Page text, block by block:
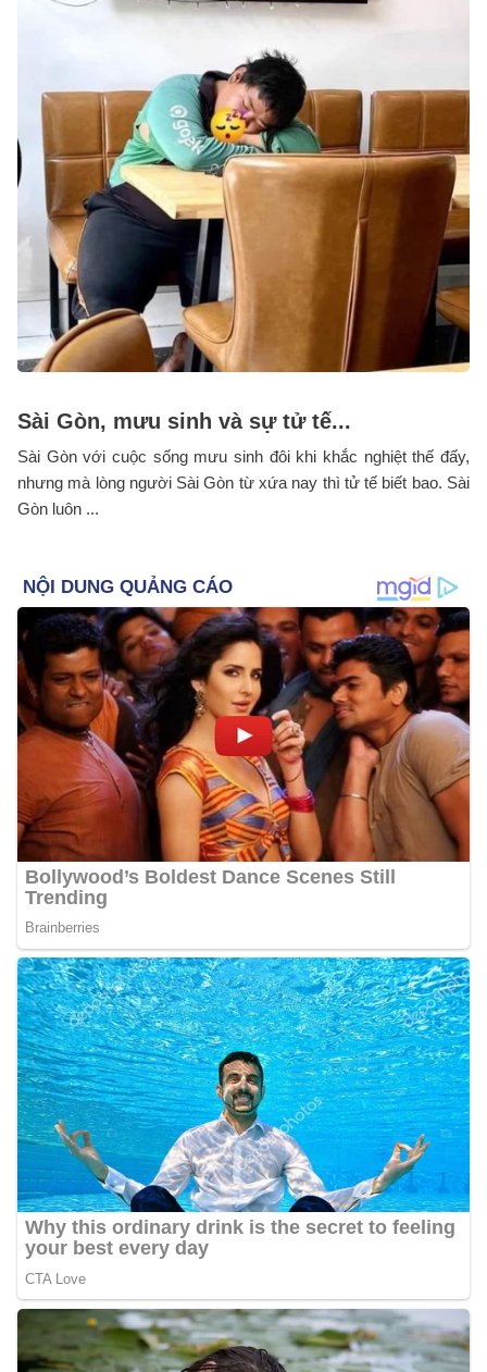
Sài Gòn, mưu sinh và sự tử tế...
Sài Gòn với cuộc sống mưu sinh đôi khi khắc nghiệt thế đấy,
nhưng mà lòng người Sài Gòn từ xứa nay thì tử tế biết bao. Sài
Gòn luôn ...